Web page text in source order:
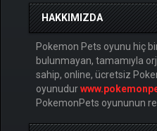
HAKKIMIZDA
Pokemon Pets oyunu hiç
bulunmayan, tamamıyla
sahip, online, ücretsiz
oyunudur
PokemonPets oyununun